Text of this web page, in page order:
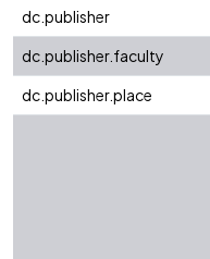
dc.publisher
dc.publisher.faculty
dc.publisher.place